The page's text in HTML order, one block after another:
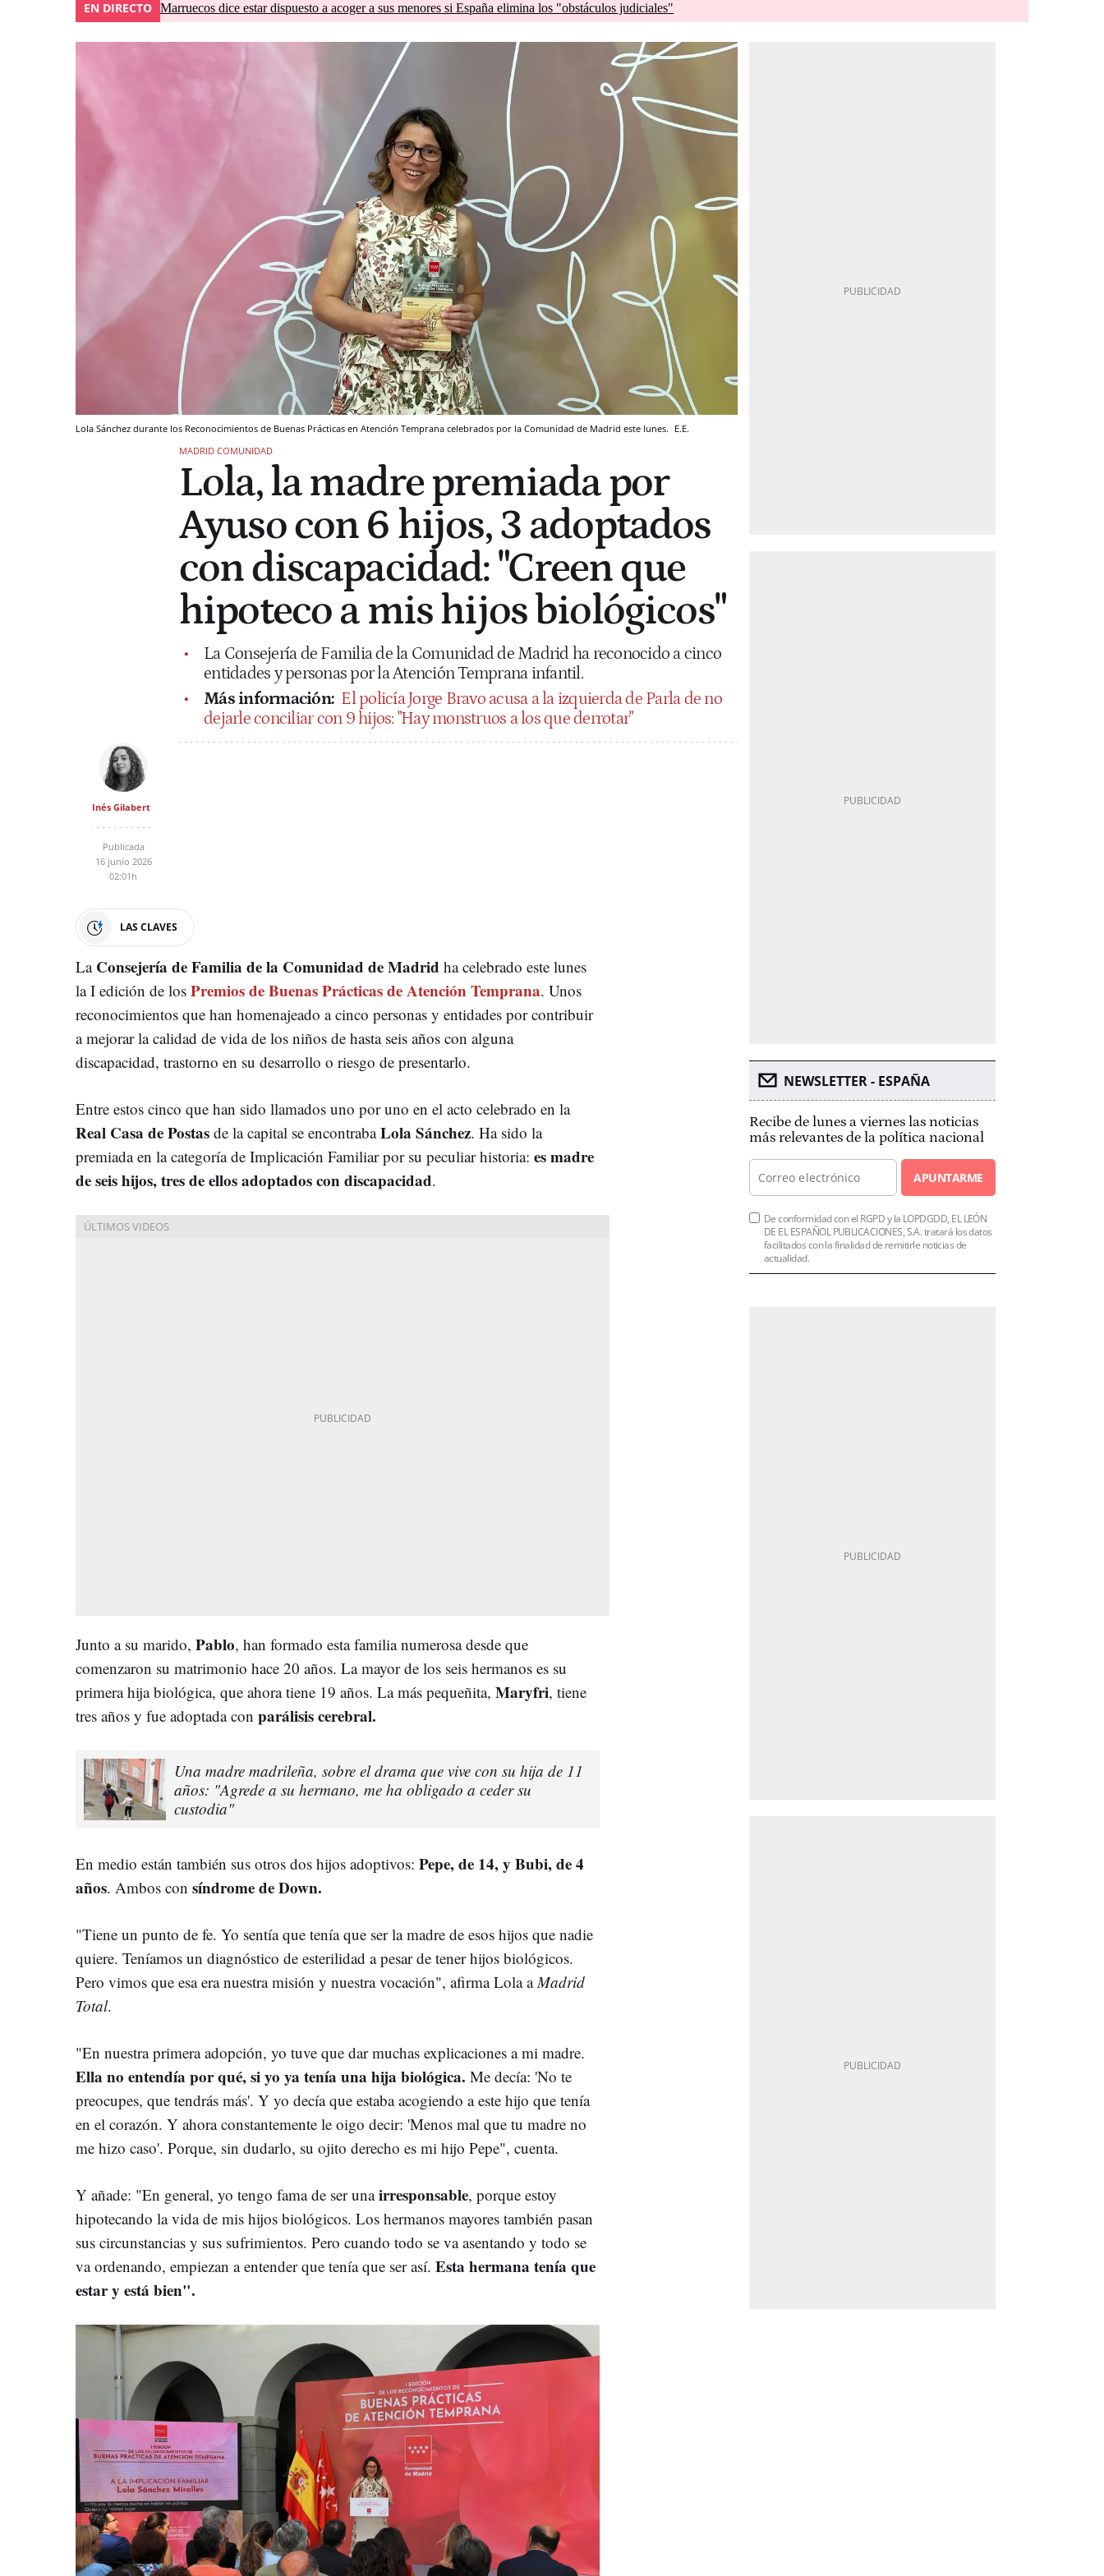
EN DIRECTO Marruecos dice estar dispuesto a acoger a sus menores si España elimina los "obstáculos judiciales"
Lola Sánchez durante los Reconocimientos de Buenas Prácticas en Atención Temprana celebrados por la Comunidad de Madrid este lunes. E.E.
MADRID COMUNIDAD
Lola, la madre premiada por
Ayuso con 6 hijos, 3 adoptados
con discapacidad: "Creen que
hipoteco a mis hijos biológicos"
La Consejería de Familia de la Comunidad de Madrid ha reconocido a cinco
entidades y personas por la Atención Temprana infantil.
Más información: El policía Jorge Bravo acusa a la izquierda de Parla de no
dejarle conciliar con 9 hijos: "Hay monstruos a los que derrotar"
Inés Gilabert
Publicada
16 junio 2026
02:01h
LAS CLAVES
La Consejería de Familia de la Comunidad de Madrid ha celebrado este lunes
la I edición de los Premios de Buenas Prácticas de Atención Temprana. Unos
reconocimientos que han homenajeado a cinco personas y entidades por contribuir
a mejorar la calidad de vida de los niños de hasta seis años con alguna
discapacidad, trastorno en su desarrollo o riesgo de presentarlo.
Entre estos cinco que han sido llamados uno por uno en el acto celebrado en la
Real Casa de Postas de la capital se encontrabaLola Sánchez. Ha sido la
premiada en la categoría de Implicación Familiar por su peculiar historia: es madre
de seis hijos, tres de ellos adoptados con discapacidad.
Junto a su marido, Pablo, han formado esta familia numerosa desde que
comenzaron su matrimonio hace 20 años. La mayor de los seis hermanos es su
primera hija biológica, que ahora tiene 19 años. La más pequeñita, Maryfri, tiene
tres años y fue adoptada con parálisis cerebral.
Una madre madrileña, sobre el drama que vive con su hija de 11
años: "Agrede a su hermano, me ha obligado a ceder su
custodia"
En medio están también sus otros dos hijos adoptivos: Pepe, de 14, y Bubi, de 4
años. Ambos con síndrome de Down.
"Tiene un punto de fe. Yo sentía que tenía que ser la madre de esos hijos que nadie
quiere. Teníamos un diagnóstico de esterilidad a pesar de tener hijos biológicos.
Pero vimos que esa era nuestra misión y nuestra vocación", afirma Lola a Madrid
Total.
"En nuestra primera adopción, yo tuve que dar muchas explicaciones a mi madre.
Ella no entendía por qué, si yo ya tenía una hija biológica. Me decía: 'No te
preocupes, que tendrás más'. Y yo decía que estaba acogiendo a este hijo que tenía
en el corazón. Y ahora constantemente le oigo decir: 'Menos mal que tu madre no
me hizo caso'. Porque, sin dudarlo, su ojito derecho es mi hijo Pepe", cuenta.
Y añade: "En general, yo tengo fama de ser unairresponsable, porque estoy
hipotecando la vida de mis hijos biológicos. Los hermanos mayores también pasan
sus circunstancias y sus sufrimientos. Pero cuando todo se va asentando y todo se
va ordenando, empiezan a entender que tenía que ser así. Esta hermana tenía que
estar y está bien".
NEWSLETTER - ESPAÑA
Recibe de lunes a viernes las noticias
más relevantes de la política nacional
APUNTARME
De conformidad con el RGPD y la LOPDGDD, EL LEÓN
DE EL ESPAÑOL PUBLICACIONES, S.A. tratará los datos
facilitados con la finalidad de remitirle noticias de
actualidad.